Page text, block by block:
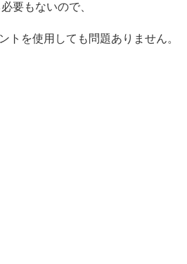
要もないので、
トを使用しても問題ありません。